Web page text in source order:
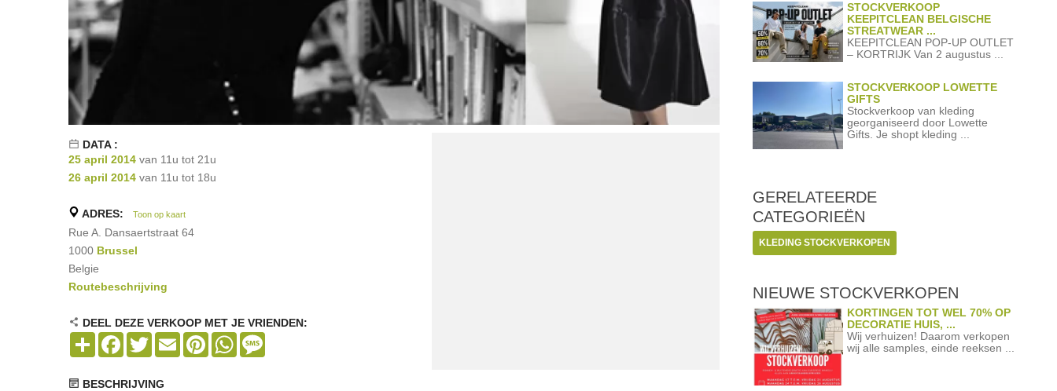
DATA :
25 april 2014 van 11u tot 21u
26 april 2014 van 11u tot 18u
ADRES: Toon op kaart
Rue A. Dansaertstraat 64
1000 Brussel
Belgie
Routebeschrijving
DEEL DEZE VERKOOP MET JE VRIENDEN:
Share Facebook
TwitterEmail PinterestWhatsApp
BESCHRIJVING
STOCKVERKOOP
KEEPITCLEAN BELGISCHE
STREATWEAR ...
KEEPITCLEAN POP-UP OUTLET
– KORTRIJK Van 2 augustus ...
STOCKVERKOOP LOWETTE
GIFTS
Stockverkoop van kleding
georganiseerd door Lowette
Gifts. Je shopt kleding ...
GERELATEERDE
CATEGORIEËN
KLEDING STOCKVERKOPEN
NIEUWE STOCKVERKOPEN
KORTINGEN TOT WEL 70% OP
DECORATIE HUIS, ...
Wij verhuizen! Daarom verkopen
wij alle samples, einde reeksen ...